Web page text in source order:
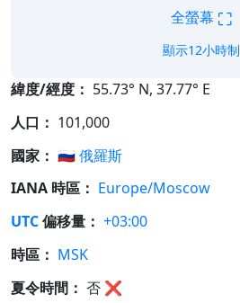
全螢幕 ⛶
顯示12小時制
緯度/經度： 55.73° N, 37.77° E
人口： 101,000
國家： 🇷🇺俄羅斯
IANA 時區： Europe/Moscow
UTC偏移量： +03:00
時區： MSK
夏令時間： 否 ❌